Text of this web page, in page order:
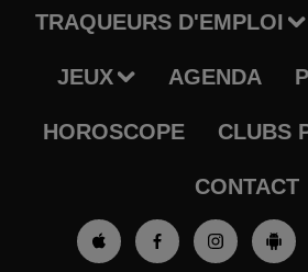
TRAQUEURS D'EMPLOI
JEUX AGENDA
HOROSCOPE CLUBS
CONTACT